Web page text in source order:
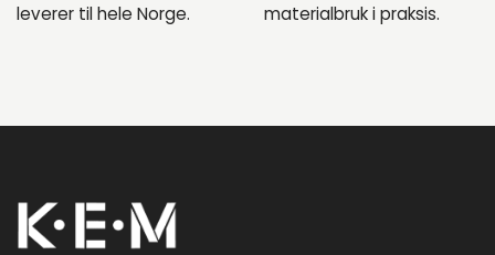
leverer til hele Norge.
materialbruk i praksis.